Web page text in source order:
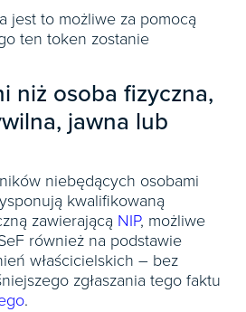
jest to możliwe za pomocą
ten token zostanie
niż osoba fizyczna,
jawna lub
niebędących osobami
kwalifikowaną
zawierającą NIP, możliwe
również na podstawie
właścicielskich – bez
zgłaszania tego faktu
.